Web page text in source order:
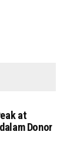
at
Donor